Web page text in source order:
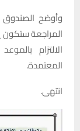
وأوضح الصندوق
الالتزام
المعتمدة.
انتهى.